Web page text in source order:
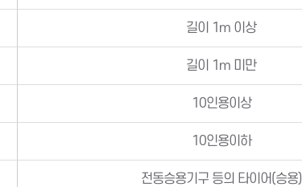
길이 1m 이상
길이 1m 미만
10인용이상
10인용이하
전동승용기구 등의 타이어(승용)